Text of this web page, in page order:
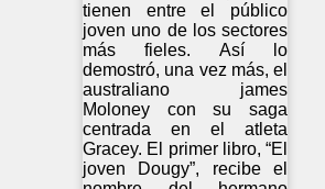
tienen entre el público
joven uno de los sectores
más fieles. Así lo
demostró, una vez más, el
australiano james
Moloney con su saga
centrada en el atleta
Gracey. El primer libro, “El
joven Dougy”, recibe el